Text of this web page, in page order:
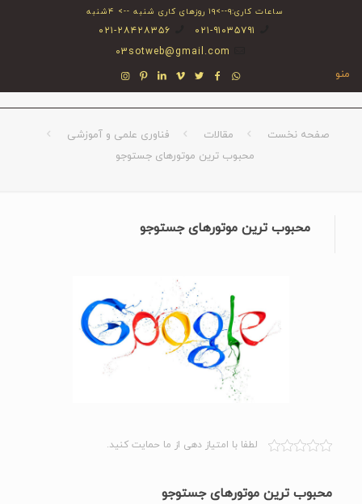
ساعات کاری:۹-->۱۹ روزهای کاری شنبه --> ۴شنبه
۰۲۱-۹۱۰۳۵۷۹۱
۰۲۱-۲۸۴۲۸۳۵۶
03sotweb@gmail.com
منو
صفحه نخست مقالات
فناوری علمی و آموزشی
محبوب ترین موتورهای جستوجو
محبوب ترین موتورهای جستوجو
لطفا با امتیاز دهی از ما حمایت کنید.
محبوب ترین موتورهای جستوجو